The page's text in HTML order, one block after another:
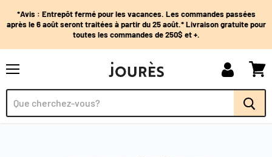
*Avis : Entrepôt fermé pour les vacances. Les commandes passées
après le 6 août seront traitées à partir du 25 août.* Livraison gratuite pour
toutes les commandes de 250$ et +.
Menu
comptepanier